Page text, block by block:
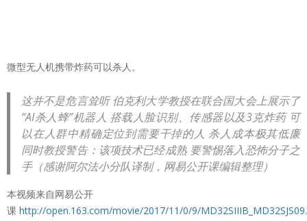
微型无人机携带炸药可以杀人。
这并不是危言耸听 伯克利大学教授在联合国大会上展示了
“AI杀人蜂”机器人 搭载人脸识别、传感器以及3克炸药 可
以在人群中精确定位到需要干掉的人 杀人成本极其低廉
同时教授警告：该项技术已经成熟 要警惕落入恐怖分子之
手（感谢阿尔法小分队译制，网易公开课编辑整理）
本视频来自网易公开
课 http://open.163.com/movie/2017/11/0/9/